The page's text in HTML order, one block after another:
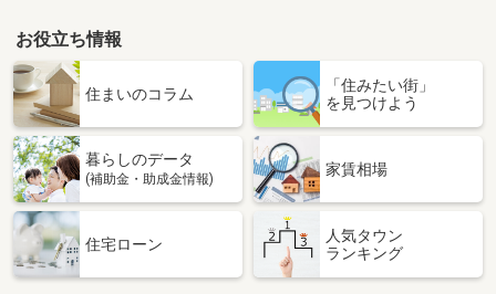
岡山県岡山市南区新福１丁目
価 格
4.80万円
岡山県岡山市南区新福１丁目
専有面積 20.28m²
間取り
岡山県岡山市北区今８丁目
住 所
岡山県岡山市北区今８丁目
お役立ち情報
住まいのコラム
「住みたい街」
を見つけよう
暮らしのデータ
(補助金・助成金情報)
家賃相場
住宅ローン
人気タウン
ランキング